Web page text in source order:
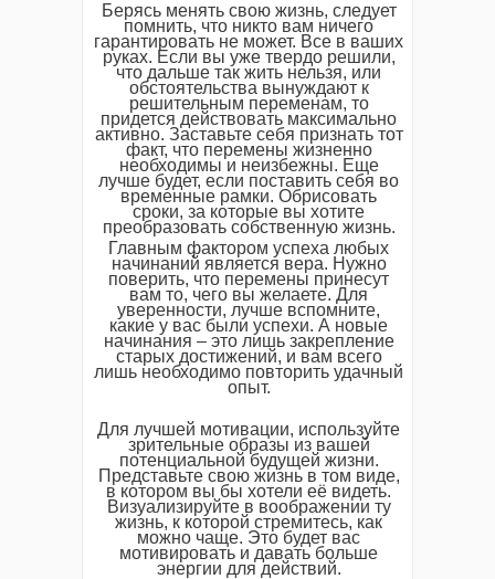
Берясь менять свою жизнь, следует
помнить, что никто вам ничего
гарантировать не может. Все в ваших
руках. Если вы уже твердо решили,
что дальше так жить нельзя, или
обстоятельства вынуждают к
решительным переменам, то
придется действовать максимально
активно. Заставьте себя признать тот
факт, что перемены жизненно
необходимы и неизбежны. Еще
лучше будет, если поставить себя во
временные рамки. Обрисовать
сроки, за которые вы хотите
преобразовать собственную жизнь.
Главным фактором успеха любых
начинаний является вера. Нужно
поверить, что перемены принесут
вам то, чего вы желаете. Для
уверенности, лучше вспомните,
какие у вас были успехи. А новые
начинания – это лишь закрепление
старых достижений, и вам всего
лишь необходимо повторить удачный
опыт.
Для лучшей мотивации, используйте
зрительные образы из вашей
потенциальной будущей жизни.
Представьте свою жизнь в том виде,
в котором вы бы хотели её видеть.
Визуализируйте в воображении ту
жизнь, к которой стремитесь, как
можно чаще. Это будет вас
мотивировать и давать больше
энергии для действий.